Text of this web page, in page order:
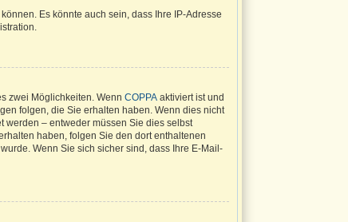
Es könnte auch sein, dass Ihre IP-Adresse
zwei Möglichkeiten. Wenn COPPA aktiviert ist und
folgen, die Sie erhalten haben. Wenn dies nicht
werden – entweder müssen Sie dies selbst
haben, folgen Sie den dort enthaltenen
Wenn Sie sich sicher sind, dass Ihre E-Mail-